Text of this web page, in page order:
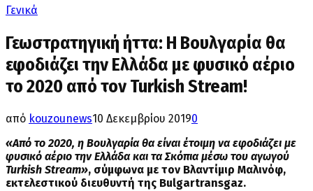
Γενικά
Γεωστρατηγική ήττα: Η Βουλγαρία θα
εφοδιάζει την Ελλάδα με φυσικό αέριο
το 2020 από τον Turkish Stream!
από kouzounews10 Δεκεμβρίου 20190
«Από το 2020, η Βουλγαρία θα είναι έτοιμη να εφοδιάζει με
φυσικό αέριο την Ελλάδα και τα Σκόπια μέσω του αγωγού
Turkish Stream», σύμφωνα με τον Βλαντίμιρ Μαλινόφ,
εκτελεστικού διευθυντή της Bulgartransgaz.